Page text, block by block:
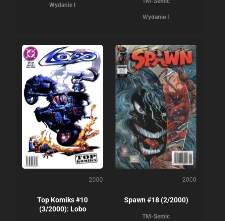
Wydanie I
Wydanie I
2000
Top Komiks #10
(3/2000): Lobo
2000
Spawn #18 (2/2000)
TM-Semic